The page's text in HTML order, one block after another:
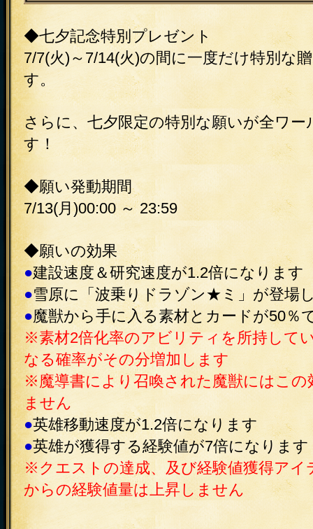
◆七夕記念特別プレゼント
7/7(火)～7/14(火)の間に一度だけ特別な
す。
さらに、七夕限定の特別な願いが全ワ
す！
◆願い発動期間
7/13(月)00:00 ～ 23:59
◆願いの効果
●建設速度＆研究速度が1.2倍になります
●雪原に「波乗りドラゾン★ミ」が登場
●魔獣から手に入る素材とカードが50％
※素材2倍化率のアビリティを所持して
なる確率がその分増加します
※魔導書により召喚された魔獣にはこの
ません
●英雄移動速度が1.2倍になります
●英雄が獲得する経験値が7倍になります
※クエストの達成、及び経験値獲得アイ
からの経験値量は上昇しません